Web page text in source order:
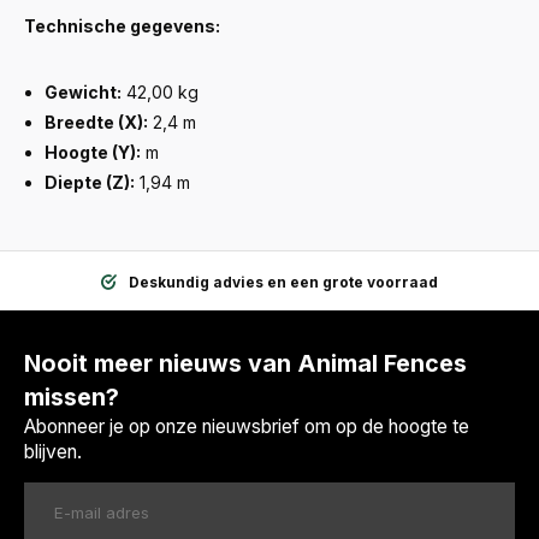
Technische gegevens:
Gewicht: 42,00 kg
Breedte (X): 2,4 m
Hoogte (Y): m
Diepte (Z): 1,94 m
Deskundig advies en een grote voorraad
Nooit meer nieuws van Animal Fences
missen?
Abonneer je op onze nieuwsbrief om op de hoogte te
blijven.